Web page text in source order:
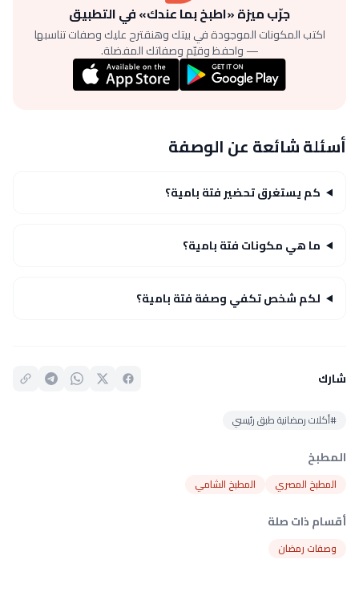
جرّب ميزة «اطبخ بما عندك» في التطبيق
اكتب المكونات الموجودة في بيتك وهنقترح عليك وصفات تناسبها
— واحفظ وقيّم وصفاتك المفضلة.
أسئلة شائعة عن الوصفة
كم يستغرق تحضير فتة بامية؟
ما هي مكونات فتة بامية؟
لكم شخص تكفي وصفة فتة بامية؟
شارك
#أكلات رمضانية طبق رئيسي
المطبخ
المطبخ المصري المطبخ الشامي
أقسام ذات صلة
وصفات رمضان